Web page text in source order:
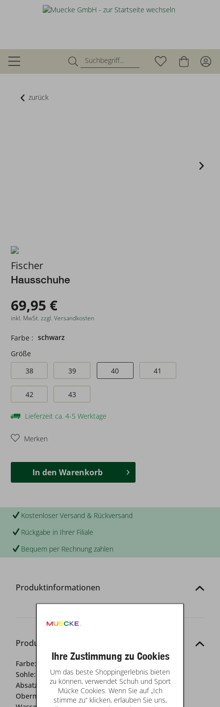
zurück
Fischer
Hausschuhe
69,95 €
inkl. MwSt.zzgl. Versandkosten
Farbe : schwarz
Größe
38
39 40 41
42 43
Lieferzeit ca. 4-5 Werktage
Merken
In den Warenkorb
Kostenloser Versand & Rückversand
Rückgabe in Ihrer Filiale
Bequem per Rechnung zahlen
Produktinformationen
Produkt-Details
Farbe:
Sohle:
flexible Laufsohle
Absatz:
0-2 cm
Obermaterial: Textil
Ihre Zustimmung zu Cookies
Um das beste Shoppingerlebnis bieten
zu können, verwendet Schuh und Sport
Mücke Cookies. Wenn Sie auf „Ich
stimme zu“ klicken, erlauben Sie uns,